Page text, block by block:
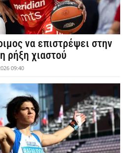
να επιστρέψει στην
ρήξη χιαστού
09:40